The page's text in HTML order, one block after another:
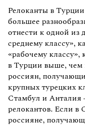
Релоканты в
большее
отнести к одной из
среднему классу»,
«рабочему классу»,
в Турции выше, чем
россиян,
крупных турецких
Стамбул и Анталия
релокантов. Если
россияне,